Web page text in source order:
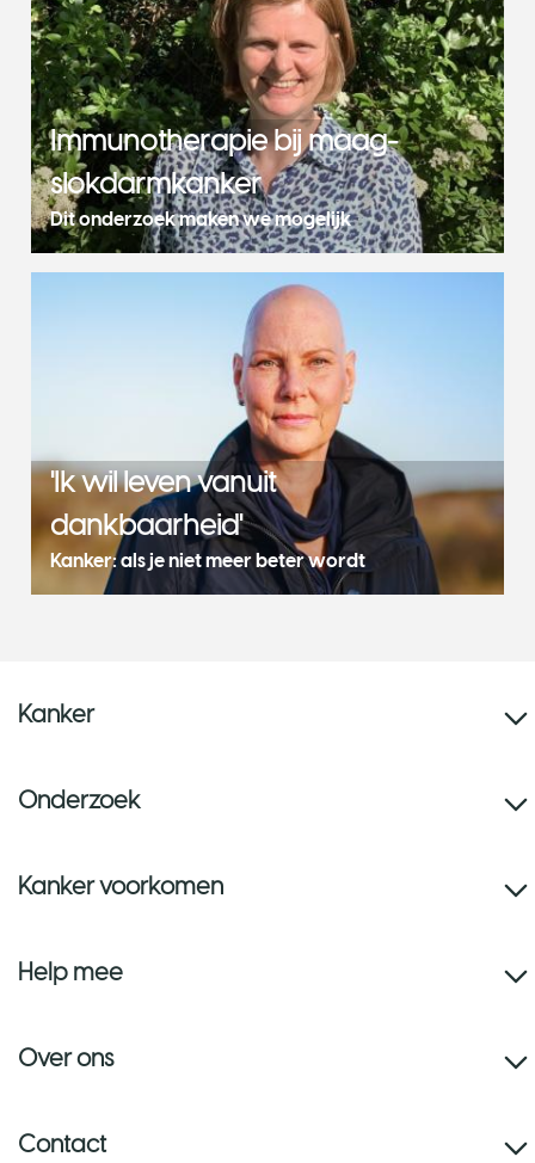
Immunotherapie bij maag-
slokdarmkanker
Dit onderzoek maken we mogelijk
'Ik wil leven vanuit
dankbaarheid'
Kanker: als je niet meer beter wordt
Kanker
Onderzoek
Kanker voorkomen
Help mee
Over ons
Contact